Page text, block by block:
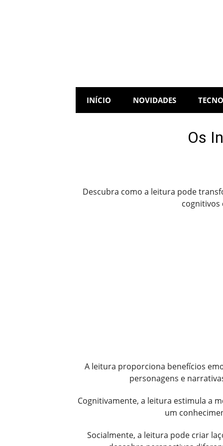
INÍCIO NOVIDADES
Os
Descubra como a leitura pode
cognitivos
A leitura proporciona benefícios
personagens e
Cognitivamente, a leitura estimula a
um
Socialmente, a leitura pode criar